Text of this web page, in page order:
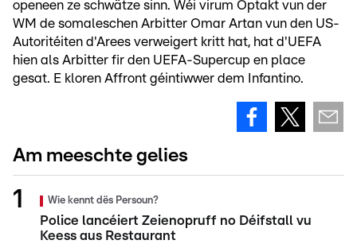
openeen ze schwätze sinn. Wéi virum Optakt vun der
WM de somaleschen Arbitter Omar Artan vun den US-
Autoritéiten d'Arees verweigert kritt hat, hat d'UEFA
hien als Arbitter fir den UEFA-Supercup en place
gesat. E kloren Affront géintiwwer dem Infantino.
Am meeschte gelies
Wie kennt dës Persoun?
Police lancéiert Zeienopruff no Déifstall vu
Keess aus Restaurant